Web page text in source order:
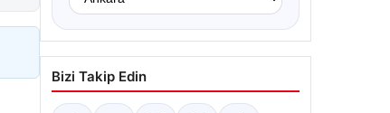
Bizi Takip Edin